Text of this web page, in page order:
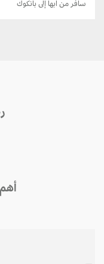
سافر من أبها إلى بانكوك
أهم